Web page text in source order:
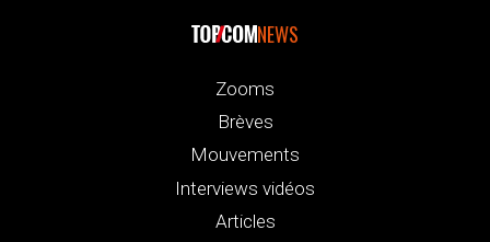
NEWS
Zooms
Brèves
Mouvements
Interviews vidéos
Articles